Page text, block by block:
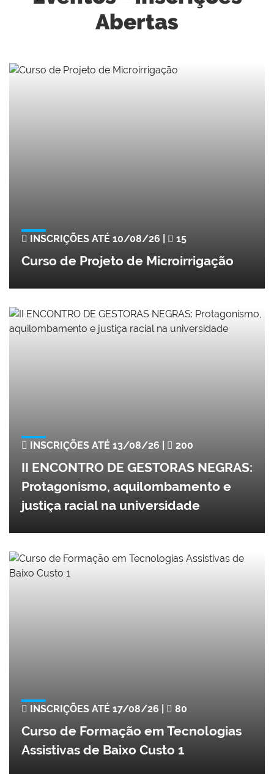
Abertas
INSCRIÇÕES ATÉ 10/08/26 | 15
Curso de Projeto de Microirrigação
INSCRIÇÕES ATÉ 13/08/26 | 200
II ENCONTRO DE GESTORAS NEGRAS:
Protagonismo, aquilombamento e
justiça racial na universidade
INSCRIÇÕES ATÉ 17/08/26 | 80
Curso de Formação em Tecnologias
Assistivas de Baixo Custo 1